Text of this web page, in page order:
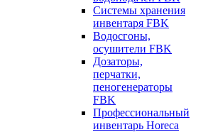
Системы хранения
инвентаря FBK
Водосгоны,
осушители FBK
Дозаторы,
перчатки,
пеногенераторы
FBK
Профессиональный
инвентарь Horeca